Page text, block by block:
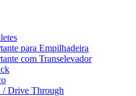
para Empilhadeira
com Transelevador
Drive Through